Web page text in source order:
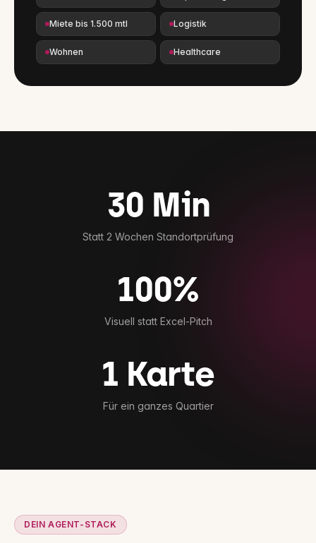
Miete bis 1.500 mtl Logistik
Wohnen Healthcare
30 Min
Statt 2 Wochen Standortprüfung
100%
Visuell statt Excel-Pitch
1 Karte
Für ein ganzes Quartier
DEIN AGENT-STACK